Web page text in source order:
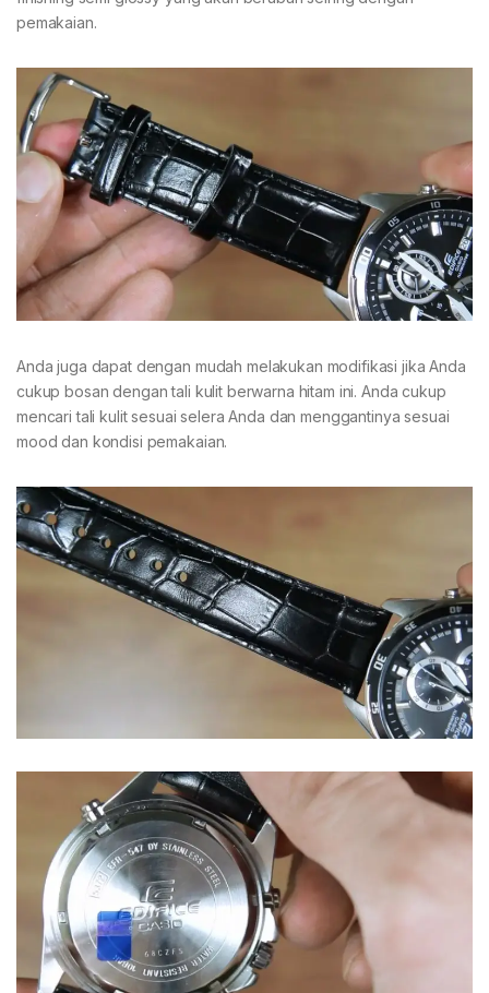
pemakaian.
Anda juga dapat dengan mudah melakukan modifikasi jika Anda
cukup bosan dengan tali kulit berwarna hitam ini. Anda cukup
mencari tali kulit sesuai selera Anda dan menggantinya sesuai
mood dan kondisi pemakaian.